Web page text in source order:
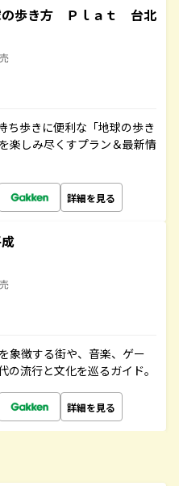
歩き方 Ｐｌａｔ 台北
ち歩きに便利な「地球の歩き
楽しみ尽くすプラン＆最新情
詳細を見る
象徴する街や、音楽、ゲー
流行と文化を巡るガイド。
詳細を見る